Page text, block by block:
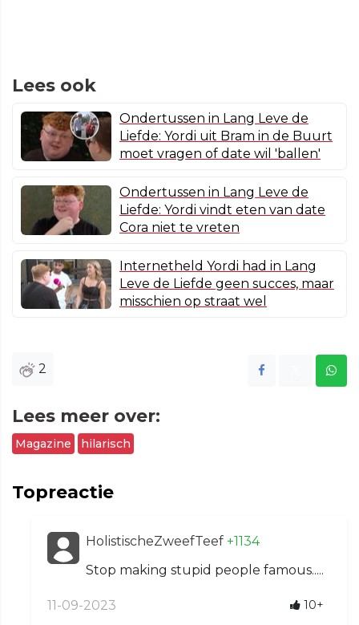
Lees ook
Ondertussen in Lang Leve de
Liefde: Yordi uit Bram in de Buurt
moet vragen of date wil 'ballen'
Ondertussen in Lang Leve de
Liefde: Yordi vindt eten van date
Cora niet te vreten
Internetheld Yordi had in Lang
Leve de Liefde geen succes, maar
misschien op straat wel
2
Lees meer over:
Magazine hilarisch
Topreactie
HolistischeZweefTeef +1134
Stop making stupid people famous.....
11-09-2023 10+